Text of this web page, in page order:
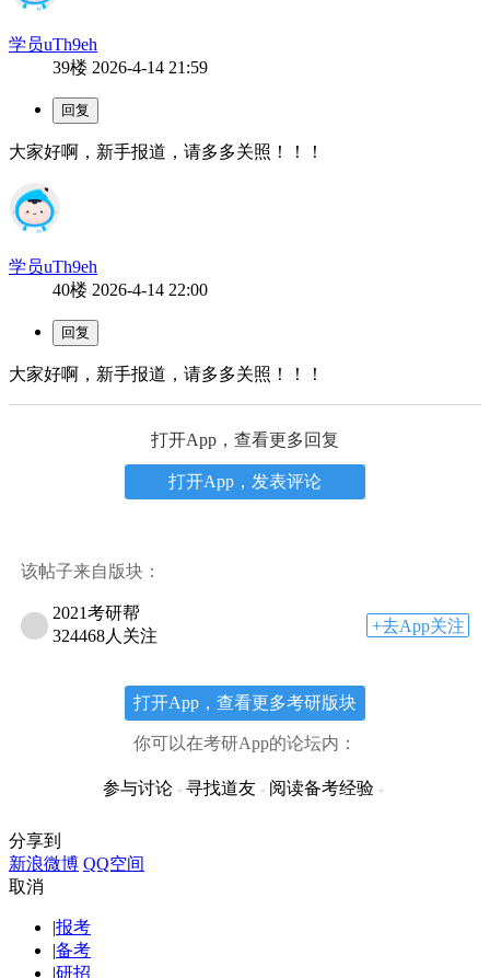
学员uTh9eh
39楼 2026-4-14 21:59
大家好啊，新手报道，请多多关照！！！
学员uTh9eh
40楼 2026-4-14 22:00
大家好啊，新手报道，请多多关照！！！
打开App，查看更多回复
打开App，发表评论
该帖子来自版块：
2021考研帮
324468人关注
+去App关注
打开App，查看更多考研版块
你可以在考研App的论坛内：
参与讨论 寻找道友 阅读备考经验
分享到
新浪微博 QQ空间
取消
|报考
|备考
|研招